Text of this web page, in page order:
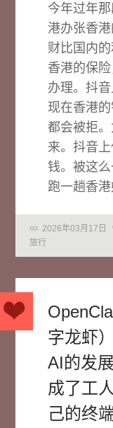
今年过年
港办张香
财比国内
香港的保
办理。抖
现在香港
都会被拒
来。抖音
钱。被这
跑一趟香
2026年03月17日
旅行
字龙虾
AI的发
成了工
己的终